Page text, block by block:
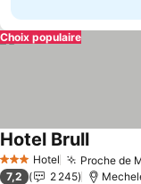
Choix populaire
3 ÉtoilesHotel Proche de
Hotel Brull
7,2 2 245